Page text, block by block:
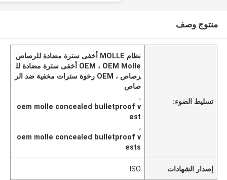
منتوج وصف
تسليط الضوء:
نظام MOLLE أخفى سترة مضادة للرصاص
OEM ، OEM Molle أخفى سترة مضادة لل
رصاص ، OEM رخوة سترات مخفية ضد الر
صاص
,
oem molle concealed bulletproof v
est
,
oem molle concealed bulletproof v
ests
إصدار الشهادات ISO